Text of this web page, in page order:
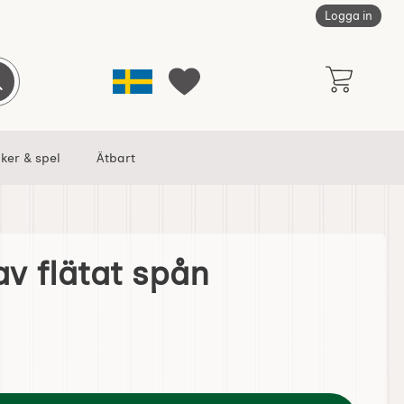
Logga in
Sverige Mina favoriter
sökning
& spel Ätbart
favorit
flätat spån
av flätat spån